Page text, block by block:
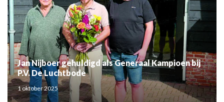
Jan Nijboer gehuldigd als Generaal Kampioen bij
P.V. De Luchtbode
1 oktober 2025